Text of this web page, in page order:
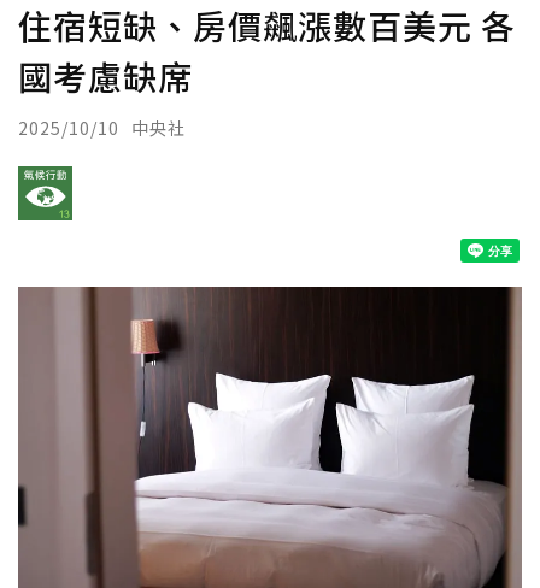
住宿短缺、房價飆漲數百美元 各
國考慮缺席
2025/10/10 中央社